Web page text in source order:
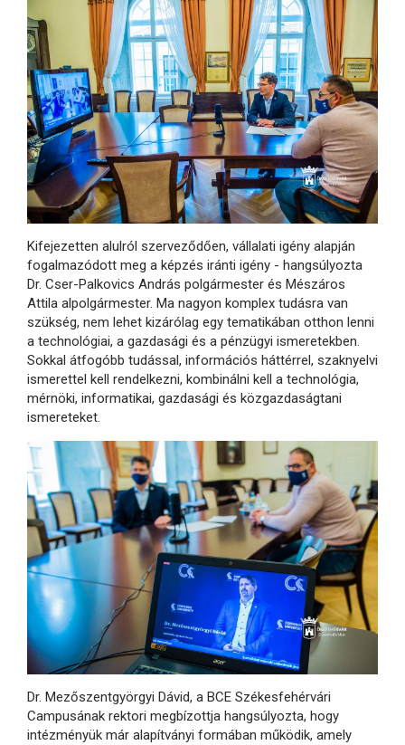
Kifejezetten alulról szerveződően, vállalati igény alapján
fogalmazódott meg a képzés iránti igény - hangsúlyozta
Dr. Cser-Palkovics András polgármester és Mészáros
Attila alpolgármester. Ma nagyon komplex tudásra van
szükség, nem lehet kizárólag egy tematikában otthon lenni
a technológiai, a gazdasági és a pénzügyi ismeretekben.
Sokkal átfogóbb tudással, információs háttérrel, szaknyelvi
ismerettel kell rendelkezni, kombinálni kell a technológia,
mérnöki, informatikai, gazdasági és közgazdaságtani
ismereteket.
Dr. Mezőszentgyörgyi Dávid, a BCE Székesfehérvári
Campusának rektori megbízottja hangsúlyozta, hogy
intézményük már alapítványi formában működik, amely